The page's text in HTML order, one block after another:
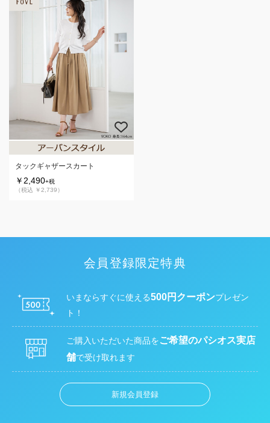
タックギャザースカート
￥2,490+税
（税込 ￥2,739）
会員登録限定特典
いまならすぐに使える500円クーポンプレゼン
ト！
ご購入いただいた商品をご希望のパシオス実店
舗で受け取れます
新規会員登録